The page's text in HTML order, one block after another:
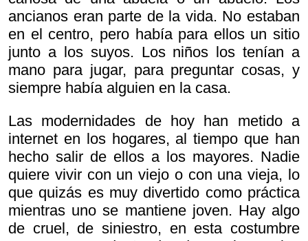
ancianos eran parte de la vida. No estaban
en el centro, pero había para ellos un sitio
junto a los suyos. Los niños los tenían a
mano para jugar, para preguntar cosas, y
siempre había alguien en la casa.
Las modernidades de hoy han metido a
internet en los hogares, al tiempo que han
hecho salir de ellos a los mayores. Nadie
quiere vivir con un viejo o con una vieja, lo
que quizás es muy divertido como práctica
mientras uno se mantiene joven. Hay algo
de cruel, de siniestro, en esta costumbre